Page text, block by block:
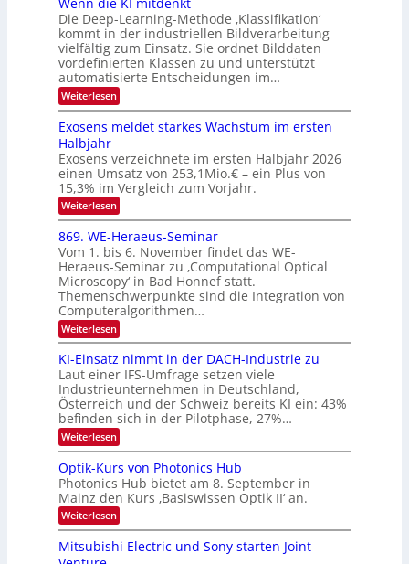
i
S
p
e
c
t
r
T
e
c
h
T
a
l
k
u
d
e
r
V
S
O
N
2
0
2
6
l
a
n
d
e
n
Die Deep-Learning-Methode ‚Klassifikation‘
kommt in der industriellen Bildverarbeitung
vielfältig zum Einsatz. Sie ordnet Bilddaten
vordefinierten Klassen zu und unterstützt
automatisierte Entscheidungen im…
Weiterlesen:
W
n
d
i
e
K
I
m
i
t
d
e
n
k
t
Exosens meldet starkes Wachstum im ersten
Halbjahr
Exosens verzeichnete im ersten Halbjahr 2026
einen Umsatz von 253,1Mio.€ – ein Plus von
15,3% im Vergleich zum Vorjahr.
Weiterlesen:
E
x
o
s
e
n
s
m
e
l
d
e
t
s
t
a
r
k
e
W
a
c
h
s
u
869. WE-Heraeus-Seminar
Vom 1. bis 6. November findet das WE-
Heraeus-Seminar zu ‚Computational Optical
Microscopy‘ in Bad Honnef statt.
Themenschwerpunkte sind die Integration von
Computeralgorithmen…
Weiterlesen:
8
9
.
W
E
-
H
e
r
a
e
u
s
-
S
e
KI-Einsatz nimmt in der DACH-Industrie zu
Laut einer IFS-Umfrage setzen viele
Industrieunternehmen in Deutschland,
Österreich und der Schweiz bereits KI ein: 43%
befinden sich in der Pilotphase, 27%…
Weiterlesen:
K
-
E
i
n
s
a
t
Optik-Kurs von Photonics Hub
Photonics Hub bietet am 8. September in
Mainz den Kurs ‚Basiswissen Optik II‘ an.
Weiterlesen:
O
p
t
Mitsubishi Electric und Sony starten Joint